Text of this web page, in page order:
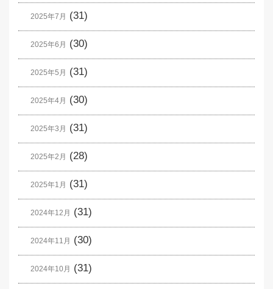
2025年7月 (31)
2025年6月 (30)
2025年5月 (31)
2025年4月 (30)
2025年3月 (31)
2025年2月 (28)
2025年1月 (31)
2024年12月 (31)
2024年11月 (30)
2024年10月 (31)